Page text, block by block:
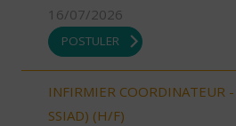
16/07/2026
POSTULER
INFIRMIER COORDINATEUR
SSIAD) (H/F)